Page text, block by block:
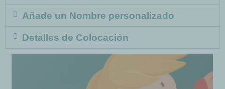
Añade un Nombre personalizado
Detalles de Colocación